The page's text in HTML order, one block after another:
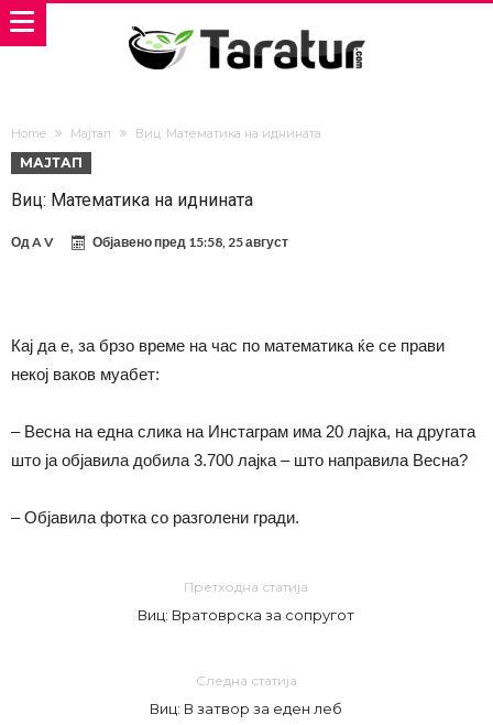
Home Мајтап Виц: Математика на иднината
МАЈТАП
Виц: Математика на иднината
ОдA V Објавено пред 15:58, 25 август
Кај да е, за брзо време на час по математика ќе се прави
некој ваков муабет:
– Весна на една слика на Инстаграм има 20 лајка, на другата
што ја објавила добила 3.700 лајка – што направила Весна?
– Објавила фотка со разголени гради.
Претходна статија
Виц: Вратоврска за сопругот
Следна статија
Виц: В затвор за еден леб